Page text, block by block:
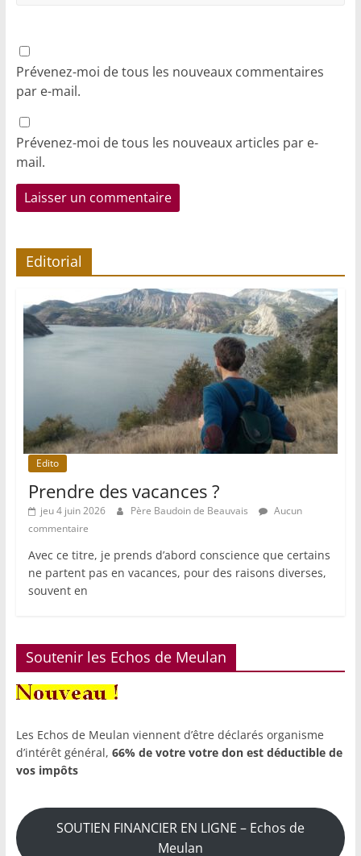
Prévenez-moi de tous les nouveaux commentaires
par e-mail.
Prévenez-moi de tous les nouveaux articles par e-
mail.
Editorial
Edito
Prendre des vacances ?
jeu 4 juin 2026 Père Baudoin de Beauvais
Aucun
commentaire
Avec ce titre, je prends d’abord conscience que certains
ne partent pas en vacances, pour des raisons diverses,
souvent en
Soutenir les Echos de Meulan
Les Echos de Meulan viennent d’être déclarés organisme
d’intérêt général, 66% de votre votre don est déductible de
vos impôts
SOUTIEN FINANCIER EN LIGNE – Echos de
Meulan